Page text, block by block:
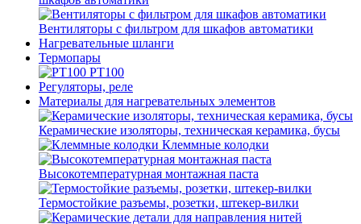
Вентиляторы с фильтром для шкафов автоматики
Нагревательные шланги
Термопары
PT100
Регуляторы, реле
Материалы для нагревательных элементов
Керамические изоляторы, техническая керамика, бусы
Клеммные колодки
Высокотемпературная монтажная паста
Термостойкие разъемы, розетки, штекер-вилки